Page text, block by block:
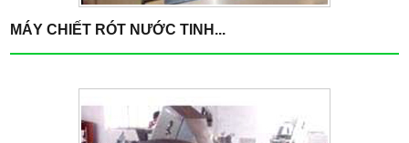
MÁY CHIẾT RÓT NƯỚC TINH...